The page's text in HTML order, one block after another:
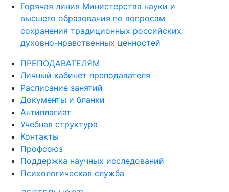
высшего образования по вопросам
сохранения традиционных российских
духовно-нравственных ценностей
ПРЕПОДАВАТЕЛЯМ
Личный кабинет преподавателя
Расписание занятий
Документы и бланки
Антиплагиат
Учебная структура
Контакты
Профсоюз
Поддержка научных исследований
Психологическая служба